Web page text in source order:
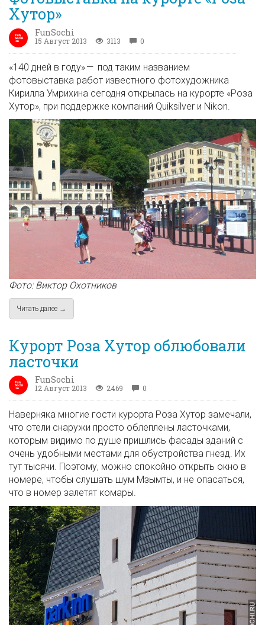
Хутор»
FunSochi
15 Август 2013 3113 0
«140 дней в году» — под таким названием
фотовыставка работ известного фотохудожника
Кирилла Умрихина сегодня открылась на курорте «Роза
Хутор», при поддержке компаний Quiksilver и Nikon.
Фото: Виктор Охотников
Читать далее →
Курорт Роза Хутор облюбовали
ласточки
FunSochi
12 Август 2013 2469 0
Наверняка многие гости курорта Роза Хутор замечали,
что отели снаружи просто облеплены ласточками,
которым видимо по душе пришлись фасады зданий с
очень удобными местами для обустройства гнезд. Их
тут тысячи. Поэтому, можно спокойно открыть окно в
номере, чтобы слушать шум Мзымты, и не опасаться,
что в номер залетят комары.